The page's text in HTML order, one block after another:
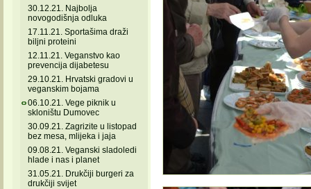
30.12.21. Najbolja
novogodišnja odluka
17.11.21. Sportašima draži
biljni proteini
12.11.21. Veganstvo kao
prevencija dijabetesu
29.10.21. Hrvatski gradovi u
veganskim bojama
06.10.21. Vege piknik u
skloništu Dumovec
30.09.21. Zagrizite u listopad
bez mesa, mlijeka i jaja
09.08.21. Veganski sladoledi
hlade i nas i planet
31.05.21. Drukčiji burgeri za
drukčiji svijet